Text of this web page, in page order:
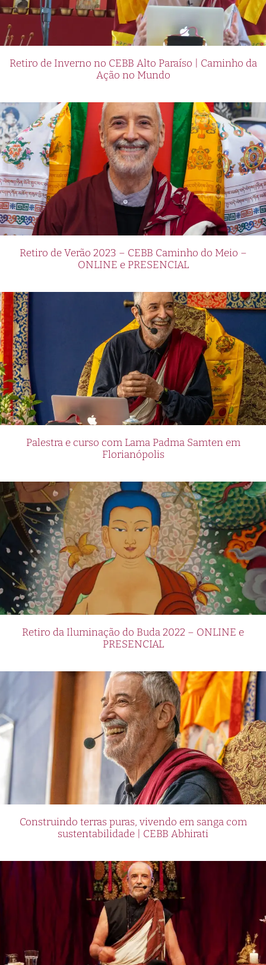
Retiro de Inverno no CEBB Alto Paraíso | Caminho da
Ação no Mundo
Retiro de Verão 2023 – CEBB Caminho do Meio –
ONLINE e PRESENCIAL
Palestra e curso com Lama Padma Samten em
Florianópolis
Retiro da Iluminação do Buda 2022 – ONLINE e
PRESENCIAL
Construindo terras puras, vivendo em sanga com
sustentabilidade | CEBB Abhirati